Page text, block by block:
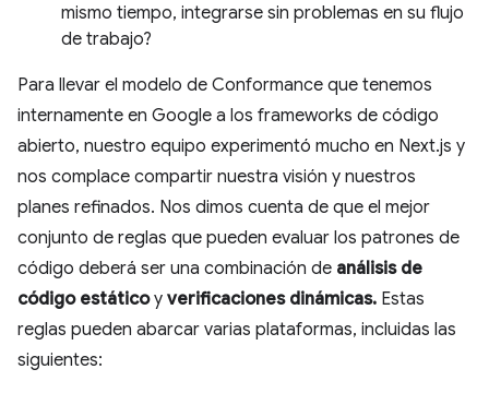
mismo tiempo, integrarse sin problemas en su flujo
de trabajo?
Para llevar el modelo de Conformance que tenemos
internamente en Google a los frameworks de código
abierto, nuestro equipo experimentó mucho en Next.js y
nos complace compartir nuestra visión y nuestros
planes refinados. Nos dimos cuenta de que el mejor
conjunto de reglas que pueden evaluar los patrones de
código deberá ser una combinación de análisis de
código estáticoy verificaciones dinámicas. Estas
reglas pueden abarcar varias plataformas, incluidas las
siguientes: